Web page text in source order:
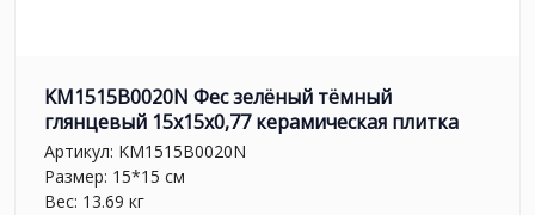
KM1515B0020N Фес зелёный тёмный
глянцевый 15x15x0,77 керамическая плитка
Артикул: KM1515B0020N
Размер: 15*15 см
Вес: 13.69 кг